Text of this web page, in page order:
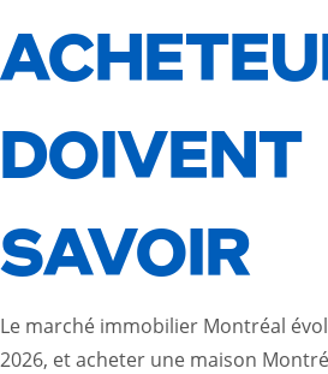
DOIVENT
SAVOIR
Le marché immobilier Montréal
2026, et acheter une maison